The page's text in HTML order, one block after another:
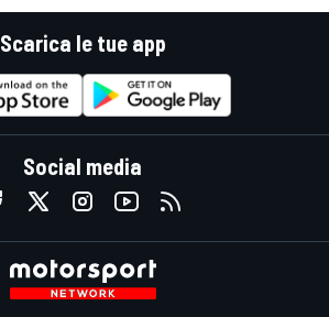
Scarica le tue app
Social media